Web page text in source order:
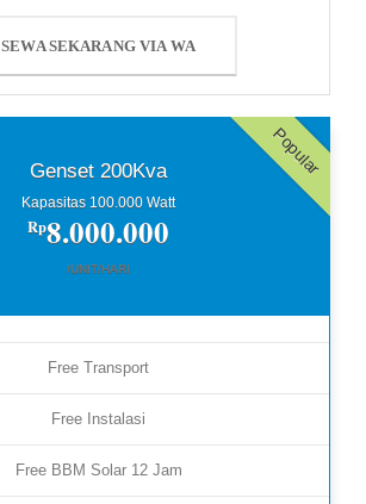
SEWA SEKARANG VIA WA
Popular
Genset 200Kva
Kapasitas 100.000 Watt
Rp8.000.000
/UNIT/HARI
Free Transport
Free Instalasi
Free BBM Solar 12 Jam